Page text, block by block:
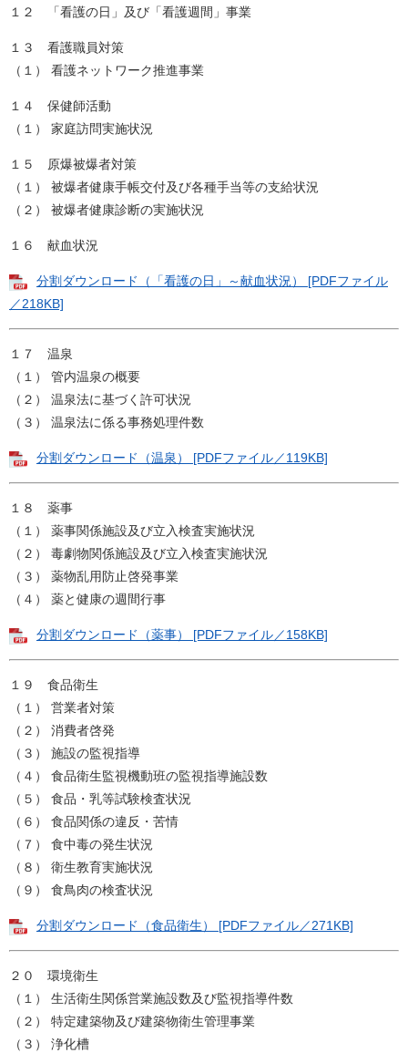
１２ 「看護の日」及び「看護週間」事業
１３ 看護職員対策
（１） 看護ネットワーク推進事業
１４ 保健師活動
（１） 家庭訪問実施状況
１５ 原爆被爆者対策
（１） 被爆者健康手帳交付及び各種手当等の支給状況
（２） 被爆者健康診断の実施状況
１６ 献血状況
分割ダウンロード（「看護の日」～献血状況） [PDFファイル
／218KB]
１７ 温泉
（１） 管内温泉の概要
（２） 温泉法に基づく許可状況
（３） 温泉法に係る事務処理件数
分割ダウンロード（温泉） [PDFファイル／119KB]
１８ 薬事
（１） 薬事関係施設及び立入検査実施状況
（２） 毒劇物関係施設及び立入検査実施状況
（３） 薬物乱用防止啓発事業
（４） 薬と健康の週間行事
分割ダウンロード（薬事） [PDFファイル／158KB]
１９ 食品衛生
（１） 営業者対策
（２） 消費者啓発
（３） 施設の監視指導
（４） 食品衛生監視機動班の監視指導施設数
（５） 食品・乳等試験検査状況
（６） 食品関係の違反・苦情
（７） 食中毒の発生状況
（８） 衛生教育実施状況
（９） 食鳥肉の検査状況
分割ダウンロード（食品衛生） [PDFファイル／271KB]
２０ 環境衛生
（１） 生活衛生関係営業施設数及び監視指導件数
（２） 特定建築物及び建築物衛生管理事業
（３） 浄化槽